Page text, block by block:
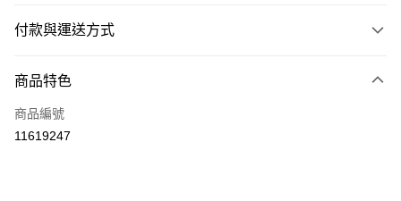
付款與運送方式
信用卡一次付款
運送方式
商品特色
商品編號
11619247